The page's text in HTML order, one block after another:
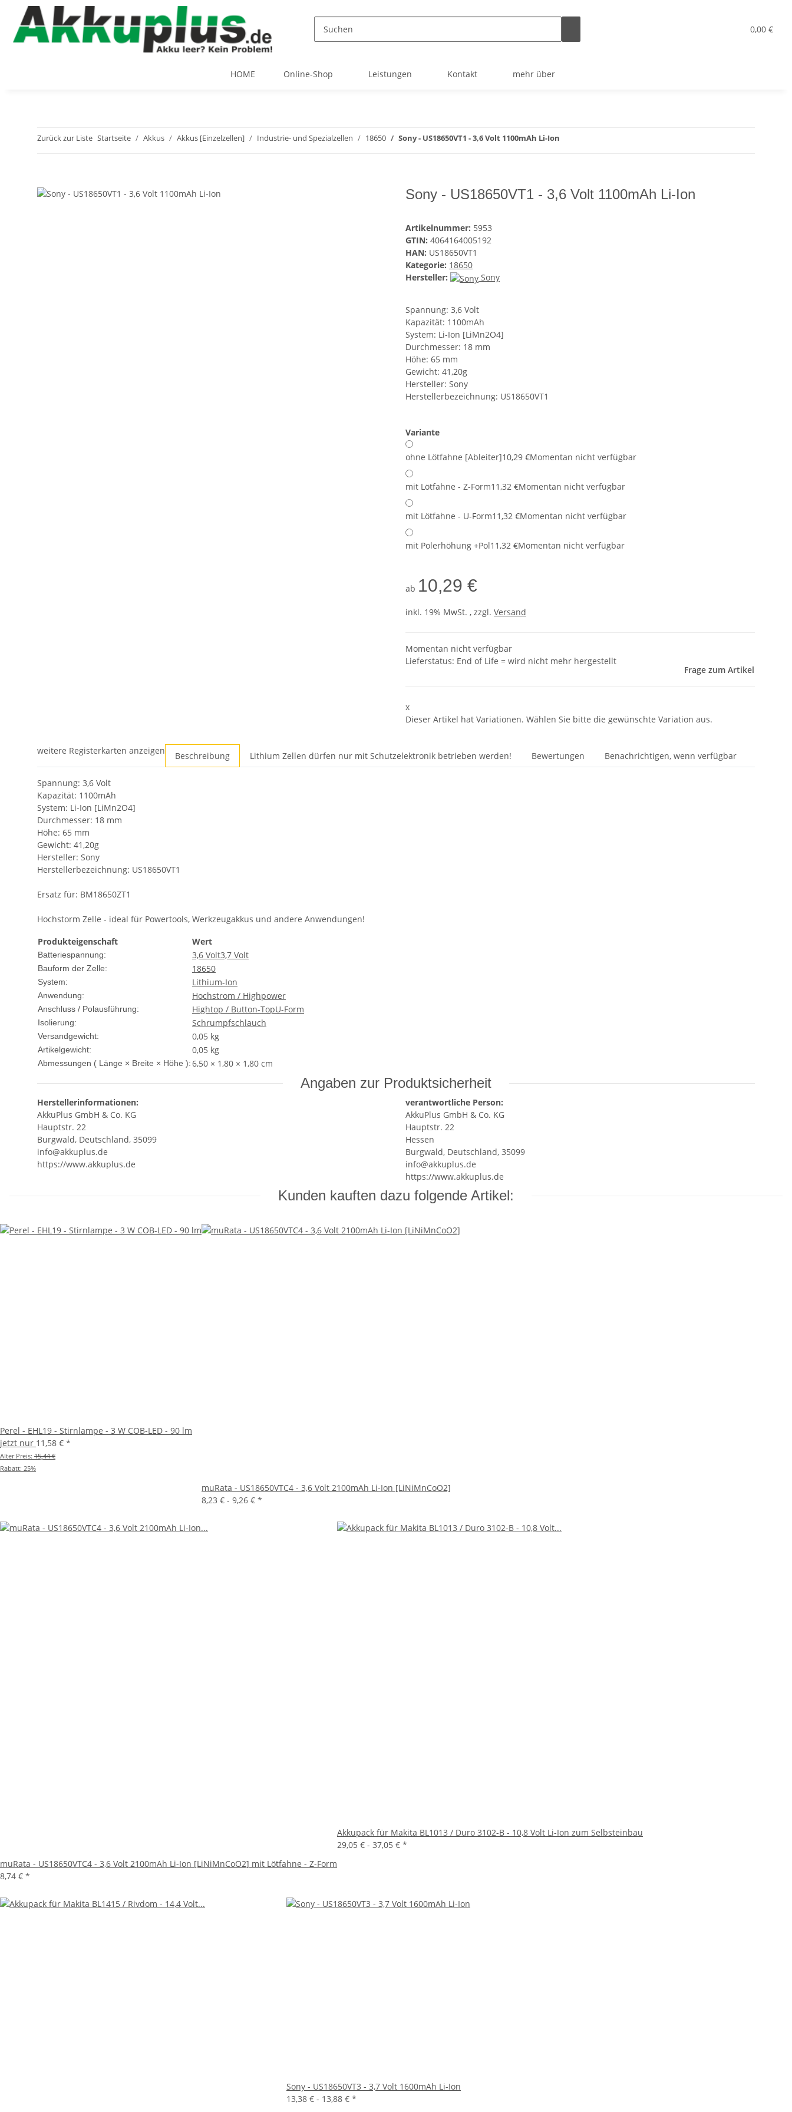
0,00 €
HOME Online-Shop Leistungen Kontakt mehr über
Zurück zur Liste Startseite Akkus Akkus [Einzelzellen] Industrie- und Spezialzellen 18650 Sony - US18650VT1 - 3,6 Volt 1100mAh Li-Ion
Sony - US18650VT1 - 3,6 Volt 1100mAh Li-Ion
Artikelnummer: 5953
GTIN: 4064164005192
HAN: US18650VT1
Kategorie: 18650
Hersteller:
Sony
Spannung: 3,6 Volt
Kapazität: 1100mAh
System: Li-Ion [LiMn2O4]
Durchmesser: 18 mm
Höhe: 65 mm
Gewicht: 41,20g
Hersteller: Sony
Herstellerbezeichnung: US18650VT1
Variante
ohne Lötfahne [Ableiter]10,29 €Momentan nicht verfügbar
mit Lötfahne - Z-Form11,32 €Momentan nicht verfügbar
mit Lötfahne - U-Form11,32 €Momentan nicht verfügbar
mit Polerhöhung +Pol11,32 €Momentan nicht verfügbar
ab 10,29 €
inkl. 19% MwSt. , zzgl. Versand
Momentan nicht verfügbar
Lieferstatus: End of Life = wird nicht mehr hergestellt
Frage zum Artikel
x
Dieser Artikel hat Variationen. Wählen Sie bitte die gewünschte Variation aus.
weitere Registerkarten anzeigen Beschreibung Lithium Zellen dürfen nur mit Schutzelektronik betrieben werden! Bewertungen Benachrichtigen, wenn verfügbar
Spannung: 3,6 Volt
Kapazität: 1100mAh
System: Li-Ion [LiMn2O4]
Durchmesser: 18 mm
Höhe: 65 mm
Gewicht: 41,20g
Hersteller: Sony
Herstellerbezeichnung: US18650VT1
Ersatz für: BM18650ZT1
Hochstorm Zelle - ideal für Powertools, Werkzeugakkus und andere Anwendungen!
Produkteigenschaft
Wert
Batteriespannung: 3,6 Volt3,7 Volt
Bauform der Zelle: 18650
System: Lithium-Ion
Anwendung: Hochstrom / Highpower
Anschluss / Polausführung: Hightop / Button-TopU-Form
Isolierung: Schrumpfschlauch
Versandgewicht: 0,05 kg
Artikelgewicht: 0,05 kg
Abmessungen ( Länge × Breite × Höhe ):6,50 × 1,80 × 1,80 cm
Angaben zur Produktsicherheit
Herstellerinformationen:
AkkuPlus GmbH & Co. KG
Hauptstr. 22
Burgwald, Deutschland, 35099
info@akkuplus.de
https://www.akkuplus.de
verantwortliche Person:
AkkuPlus GmbH & Co. KG
Hauptstr. 22
Hessen
Burgwald, Deutschland, 35099
info@akkuplus.de
https://www.akkuplus.de
Kunden kauften dazu folgende Artikel:
Perel - EHL19 - Stirnlampe - 3 W COB-LED - 90 lm
jetzt nur 11,58 € *
Alter Preis: 15,44 €
Rabatt: 25%
muRata - US18650VTC4 - 3,6 Volt 2100mAh Li-Ion [LiNiMnCoO2]
8,23 € - 9,26 € *
muRata - US18650VTC4 - 3,6 Volt 2100mAh Li-Ion [LiNiMnCoO2] mit Lötfahne - Z-Form
8,74 € *
Akkupack für Makita BL1013 / Duro 3102-B - 10,8 Volt Li-Ion zum Selbsteinbau
29,05 € - 37,05 € *
Sony - US18650VT3 - 3,7 Volt 1600mAh Li-Ion
13,38 € - 13,88 € *